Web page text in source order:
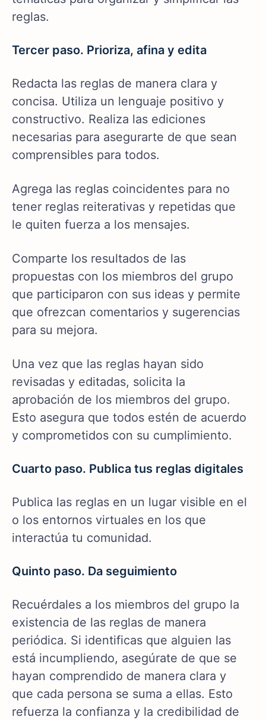
reglas.
Tercer paso. Prioriza, afina y edita
Redacta las reglas de manera clara y
concisa. Utiliza un lenguaje positivo y
constructivo. Realiza las ediciones
necesarias para asegurarte de que sean
comprensibles para todos.
Agrega las reglas coincidentes para no
tener reglas reiterativas y repetidas que
le quiten fuerza a los mensajes.
Comparte los resultados de las
propuestas con los miembros del grupo
que participaron con sus ideas y permite
que ofrezcan comentarios y sugerencias
para su mejora.
Una vez que las reglas hayan sido
revisadas y editadas, solicita la
aprobación de los miembros del grupo.
Esto asegura que todos estén de acuerdo
y comprometidos con su cumplimiento.
Cuarto paso. Publica tus reglas digitales
Publica las reglas en un lugar visible en el
o los entornos virtuales en los que
interactúa tu comunidad.
Quinto paso. Da seguimiento
Recuérdales a los miembros del grupo la
existencia de las reglas de manera
periódica. Si identificas que alguien las
está incumpliendo, asegúrate de que se
hayan comprendido de manera clara y
que cada persona se suma a ellas. Esto
refuerza la confianza y la credibilidad de